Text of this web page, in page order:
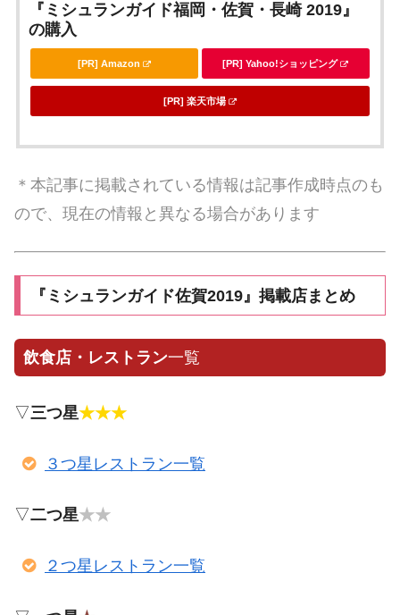
『ミシュランガイド福岡・佐賀・長崎 2019』
の購入
[PR] Amazon [PR] Yahoo!ショッピング
[PR] 楽天市場
＊本記事に掲載されている情報は記事作成時点のも
ので、現在の情報と異なる場合があります
『ミシュランガイド佐賀2019』掲載店まとめ
飲食店・レストラン一覧
▽三つ星★★★
３つ星レストラン一覧
▽二つ星★★
２つ星レストラン一覧